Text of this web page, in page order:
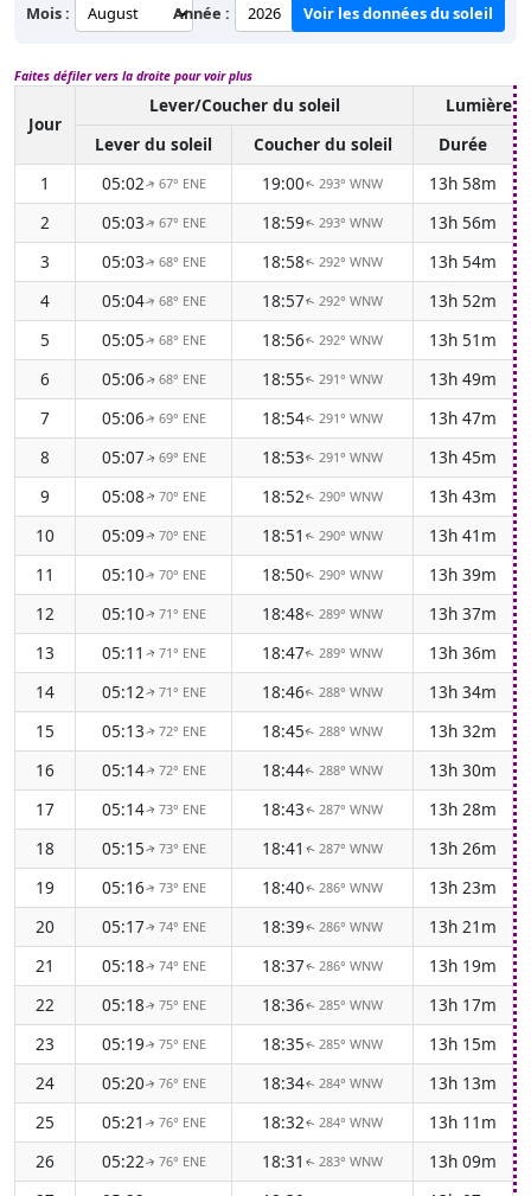
Mois : Année : Voir les données du soleil
Faites défiler vers la droite pour voir plus
Jour
Lever/Coucher du soleil
Lumière
Lever du soleil
Coucher du soleil
Durée
1
05:02↑ 67° ENE 19:00↑293° WNW 13h 58m
2
05:03↑ 67° ENE 18:59↑293° WNW 13h 56m
3
05:03↑ 68° ENE 18:58↑ 292° WNW 13h 54m
4
05:04↑ 68° ENE 18:57↑ 292° WNW 13h 52m
5
05:05↑ 68° ENE 18:56↑ 292° WNW 13h 51m
6
05:06↑ 68° ENE 18:55↑ 291° WNW 13h 49m
7
05:06↑ 69° ENE 18:54↑ 291° WNW 13h 47m
8
05:07↑ 69° ENE 18:53↑ 291° WNW 13h 45m
9
05:08↑ 70° ENE 18:52↑ 290° WNW 13h 43m
10
05:09↑ 70° ENE 18:51 ↑ 290° WNW 13h 41m
11
05:10↑ 70° ENE 18:50↑ 290° WNW 13h 39m
12
05:10↑ 71° ENE 18:48↑ 289° WNW 13h 37m
13
05:11 ↑ 71° ENE 18:47↑ 289° WNW 13h 36m
14
05:12↑ 71° ENE 18:46↑ 288° WNW 13h 34m
15
05:13↑ 72° ENE 18:45↑ 288° WNW 13h 32m
16
05:14↑ 72° ENE 18:44↑ 288° WNW 13h 30m
17
05:14↑ 73° ENE 18:43↑ 287° WNW 13h 28m
18
05:15↑ 73° ENE 18:41 ↑ 287° WNW 13h 26m
19
05:16↑ 73° ENE 18:40↑ 286° WNW 13h 23m
20
05:17↑ 74° ENE 18:39↑ 286° WNW 13h 21m
21
05:18↑ 74° ENE 18:37↑ 286° WNW 13h 19m
22
05:18↑ 75° ENE 18:36↑ 285° WNW 13h 17m
23
05:19↑ 75° ENE 18:35↑ 285° WNW 13h 15m
24
05:20↑ 76° ENE 18:34↑ 284° WNW 13h 13m
25
05:21 ↑ 76° ENE 18:32↑ 284° WNW 13h 11m
26
05:22↑ 76° ENE 18:31 ↑ 283° WNW 13h 09m